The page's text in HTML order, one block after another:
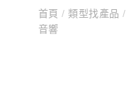
首頁/ 類型找產品 /
音響